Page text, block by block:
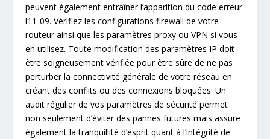
peuvent également entraîner l’apparition du code erreur
l11-09. Vérifiez les configurations firewall de votre
routeur ainsi que les paramètres proxy ou VPN si vous
en utilisez. Toute modification des paramètres IP doit
être soigneusement vérifiée pour être sûre de ne pas
perturber la connectivité générale de votre réseau en
créant des conflits ou des connexions bloquées. Un
audit régulier de vos paramètres de sécurité permet
non seulement d’éviter des pannes futures mais assure
également la tranquillité d’esprit quant à l’intégrité de